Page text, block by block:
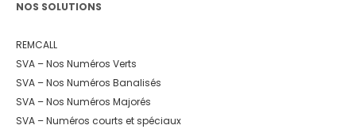
NOS SOLUTIONS
REMCALL
SVA – Nos Numéros Verts
SVA – Nos Numéros Banalisés
SVA – Nos Numéros Majorés
SVA – Numéros courts et spéciaux